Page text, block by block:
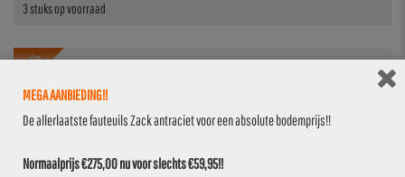
3 stuks op voorraad
16.7%
MEGA AANBIEDING!!
De allerlaatste fauteuils Zack antraciet voor een absolute bodemprijs!!
Normaalprijs €275,00 nu voor slechts €59,95!!